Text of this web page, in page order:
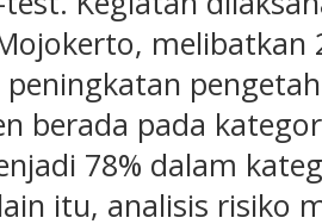
melibatkan
berada pada
78% dalam
itu, analisis risiko